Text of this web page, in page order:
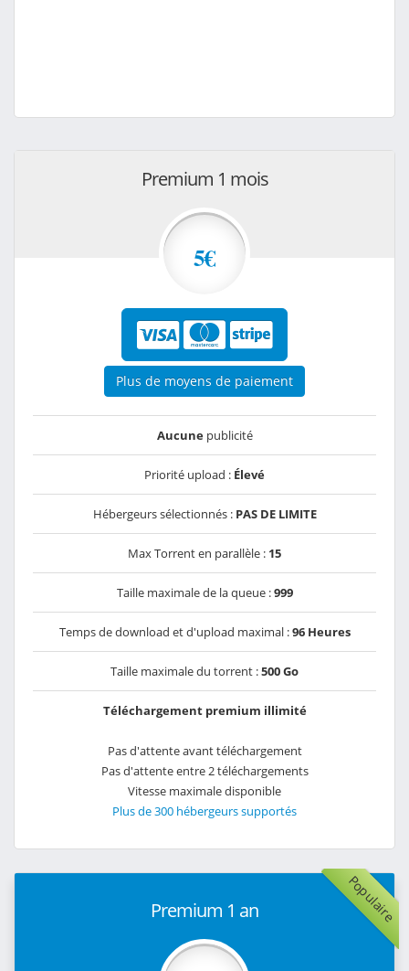
Premium 1 mois
5€
Plus de moyens de paiement
Aucunepublicité
Priorité upload : Élevé
Hébergeurs sélectionnés : PAS DE LIMITE
Max Torrent en parallèle : 15
Taille maximale de la queue :999
Temps de download et d'upload maximal :96 Heures
Taille maximale du torrent :500 Go
Téléchargement premium illimité
Pas d'attente avant téléchargement
Pas d'attente entre 2 téléchargements
Vitesse maximale disponible
Plus de 300 hébergeurs supportés
Populaire
Premium 1 an